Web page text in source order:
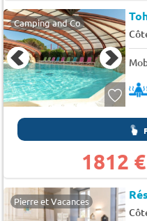
Camping and Co
1812 €
Pierre et Vacances